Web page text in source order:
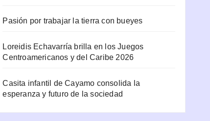
Pasión por trabajar la tierra con bueyes
Loreidis Echavarría brilla en los Juegos
Centroamericanos y del Caribe 2026
Casita infantil de Cayamo consolida la
esperanza y futuro de la sociedad